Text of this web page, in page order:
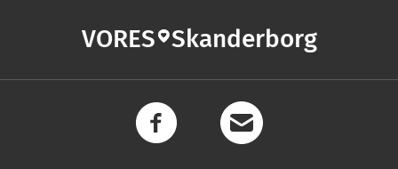
VORES Skanderborg